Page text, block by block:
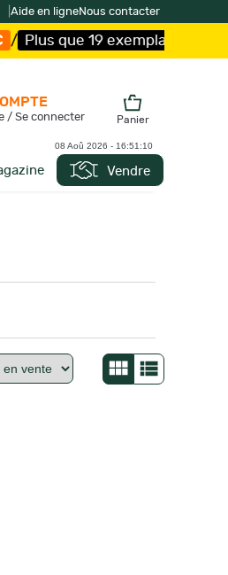
Aide en ligneNous contacter
que 19 exemplaires !
Vendre
/ Se connecter Panier
08 Aoû 2026 - 16:51:10